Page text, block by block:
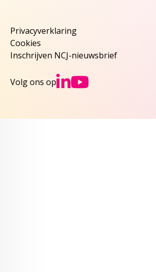
Privacyverklaring
Cookies
Inschrijven NCJ-nieuwsbrief
Volg ons op Ga naar